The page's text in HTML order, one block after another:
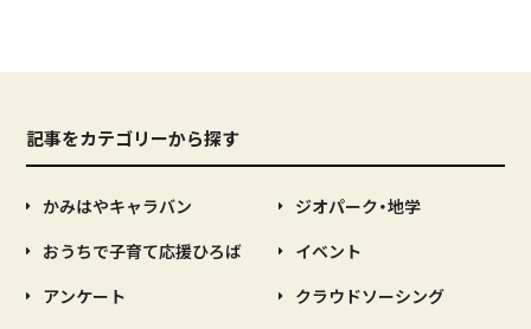
記事をカテゴリーから探す
かみはやキャラバン
おうちで子育て応援ひろば
アンケート
ジオパーク・地学
イベント
クラウドソーシング